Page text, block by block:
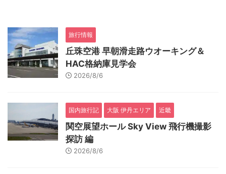
旅行情報
丘珠空港 早朝滑走路ウオーキング＆
HAC格納庫見学会
2026/8/6
国内旅行記 大阪 伊丹エリア 近畿
関空展望ホール Sky View 飛行機撮影
探訪 編
2026/8/6